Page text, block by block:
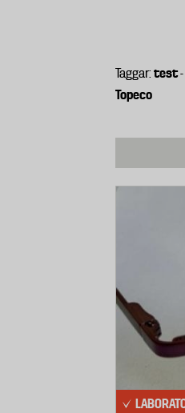
litet
bättre. Sex
efter tio
Taggar: test-
Topeco